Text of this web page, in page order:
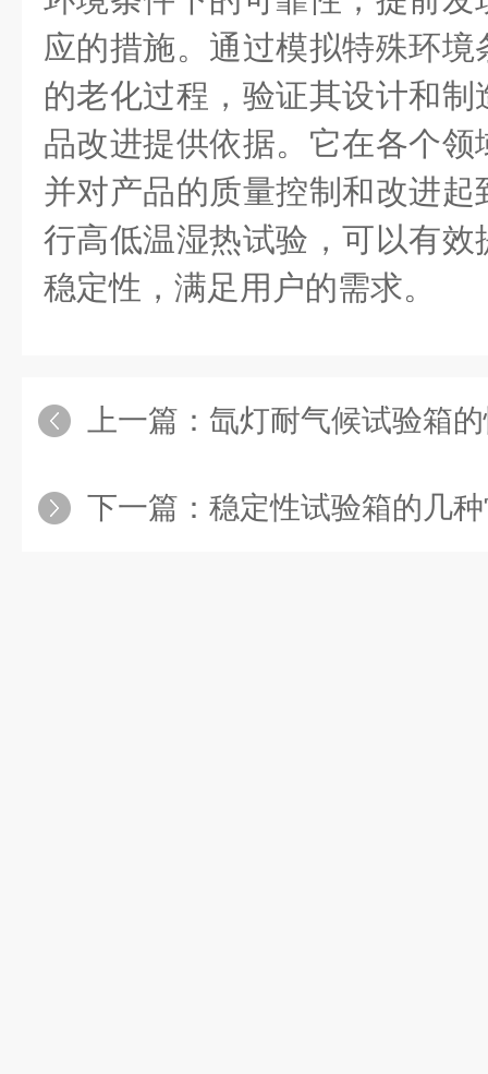
应的措施。通过模拟特殊环
的老化过程，验证其设计和
品改进提供依据。它在各个
并对产品的质量控制和改进
行高低温湿热试验，可以有
稳定性，满足用户的需求。
上一篇： 氙灯耐气候试验箱
下一篇： 稳定性试验箱的几